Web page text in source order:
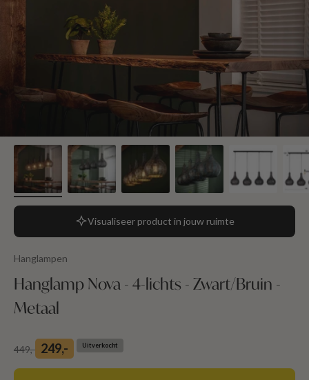
Visualiseer product in jouw ruimte
Hanglampen
Hanglamp Nova - 4-lichts - Zwart/Bruin -
Metaal
Aanbiedingsprijs
249,-
Normale prijs
449,- Uitverkocht